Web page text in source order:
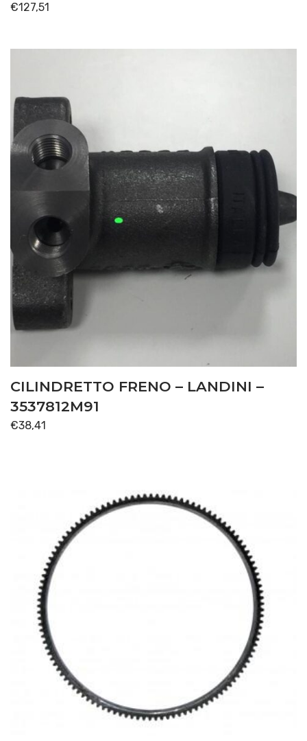
€127,51
CILINDRETTO FRENO – LANDINI –
3537812M91
€38,41